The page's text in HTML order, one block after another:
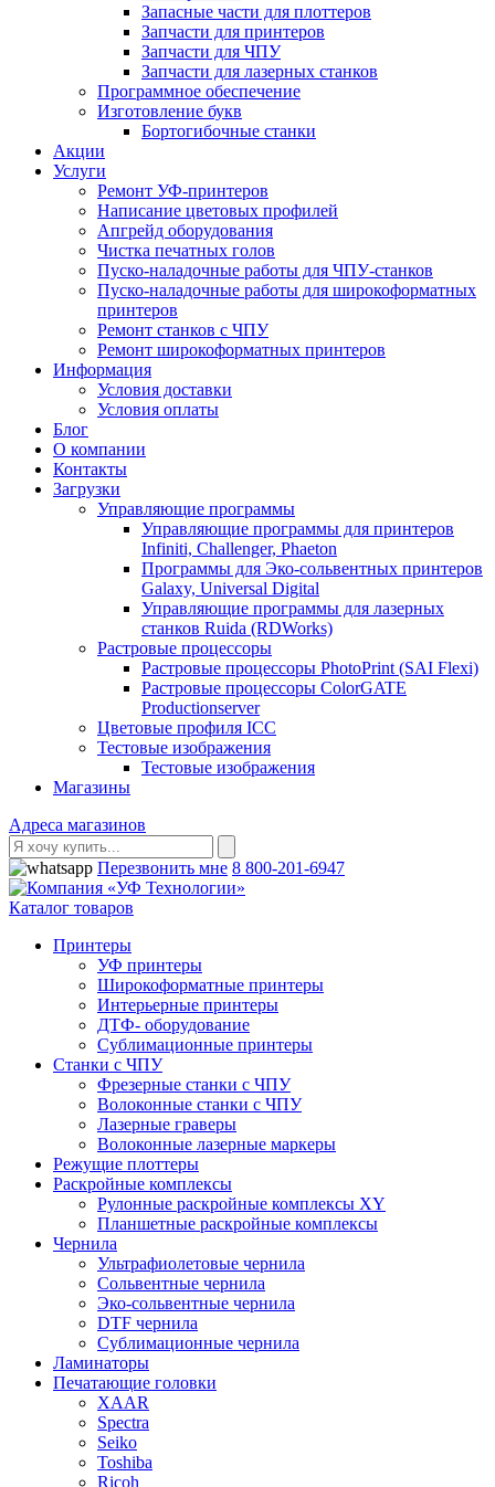
Запасные части для плоттеров
Запчасти для принтеров
Запчасти для ЧПУ
Запчасти для лазерных станков
Программное обеспечение
Изготовление букв
Бортогибочные станки
Акции
Услуги
Ремонт УФ-принтеров
Написание цветовых профилей
Апгрейд оборудования
Чистка печатных голов
Пуско-наладочные работы для ЧПУ-станков
Пуско-наладочные работы для широкоформатных
принтеров
Ремонт станков с ЧПУ
Ремонт широкоформатных принтеров
Информация
Условия доставки
Условия оплаты
Блог
О компании
Контакты
Загрузки
Управляющие программы
Управляющие программы для принтеров
Infiniti, Challenger, Phaeton
Программы для Эко-сольвентных принтеров
Galaxy, Universal Digital
Управляющие программы для лазерных
станков Ruida (RDWorks)
Растровые процессоры
Растровые процессоры PhotoPrint (SAI Flexi)
Растровые процессоры ColorGATE
Productionserver
Цветовые профиля ICC
Тестовые изображения
Тестовые изображения
Магазины
Адреса магазинов
Перезвонить мне 8 800-201-6947
Каталог товаров
Принтеры
УФ принтеры
Широкоформатные принтеры
Интерьерные принтеры
ДТФ- оборудование
Сублимационные принтеры
Станки с ЧПУ
Фрезерные станки с ЧПУ
Волоконные станки с ЧПУ
Лазерные граверы
Волоконные лазерные маркеры
Режущие плоттеры
Раскройные комплексы
Рулонные раскройные комплексы XY
Планшетные раскройные комплексы
Чернила
Ультрафиолетовые чернила
Сольвентные чернила
Эко-сольвентные чернила
DTF чернила
Сублимационные чернила
Ламинаторы
Печатающие головки
XAAR
Spectra
Seiko
Toshiba
Ricoh